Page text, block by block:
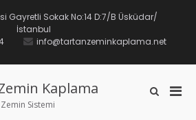
Gayretli Sokak No:14 D:7/B Üsküdar/
İstanbul
info@tartanzeminkaplama.net
Kaplama
Sistemi
Arama